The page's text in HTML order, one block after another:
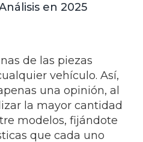
en 2025
de las piezas
vehículo. Así,
una opinión, al
la mayor cantidad
modelos, fijándote
que cada uno